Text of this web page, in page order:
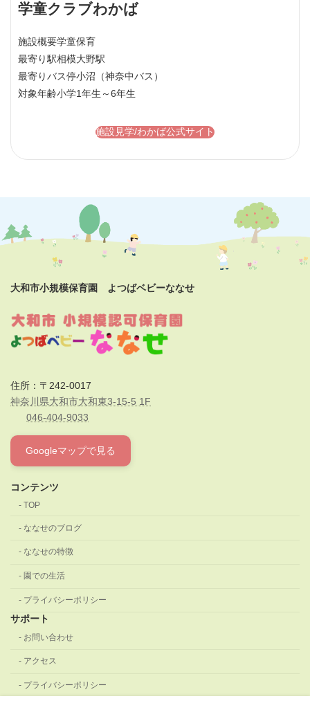
学童クラブわかば
施設概要学童保育
最寄り駅相模大野駅
最寄りバス停小沼（神奈中バス）
対象年齢小学1年生～6年生
施設見学/わかば公式サイト
大和市小規模保育園 よつばベビーななせ
住所：〒242-0017
神奈川県大和市大和東3-15-5 1F
046-404-9033
Googleマップで見る
コンテンツ
TOP
ななせのブログ
ななせの特徴
園での生活
プライバシーポリシー
サポート
お問い合わせ
アクセス
プライバシーポリシー